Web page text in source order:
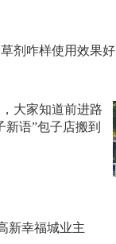
剂咋样使用效果好
大家知道前进路
新语”包子店搬到
新幸福城业主